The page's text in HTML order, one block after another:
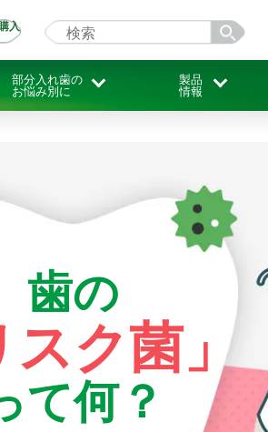
入
部分入れ歯の
お悩み別に
製品
情報
⻭の
スク菌」
て何？